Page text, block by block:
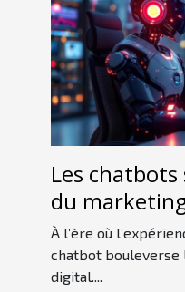
Les
du
À l’ère où
chatbot bouleverse
digital....